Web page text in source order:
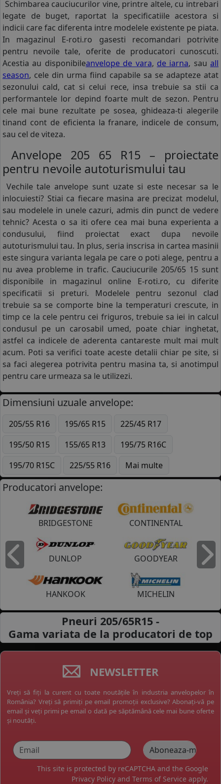
Schimbarea cauciucurilor vine, printre altele, cu intrebari
legate de buget, raportat la specificatiile acestora si
indicii care fac diferenta intre modelele existente pe piata.
In magazinul E-roti.ro gasesti recomandari potrivite
pentru nevoile tale, oferite de producatori cunoscuti.
Acestia au disponibileanvelope de vara, de iarna, sau all
season, cele din urma fiind capabile sa se adapteze atat
sezonului cald, cat si celui rece, insa trebuie sa stii ca
performantele lor depind foarte mult de sezon. Pentru
cele mai bune rezultate pe sosea, ghideaza-ti alegerile
tinand cont de eficienta la franare, indicele de consum,
sau cel de viteza.
Anvelope 205 65 R15 – proiectate
pentru nevoile autoturismului tau
Vechile tale anvelope sunt uzate si este necesar sa le
inlocuiesti? Stiai ca fiecare masina are precizat modelul,
sau modelele in unele cazuri, admis din punct de vedere
tehnic? Acesta o sa iti ofere cea mai buna experienta a
condusului, fiind proiectat exact dupa nevoile
autoturismului tau. In plus, seria inscrisa in cartea masinii
este singura varianta legala pe care o poti alege, pentru a
nu avea probleme in trafic. Cauciucurile 205/65 15 sunt
disponibile in magazinul online E-roti.ro, cu diferite
specificatii si preturi. Modelele pentru sezonul clad
trebuie sa se comporte bine la temperaturi crescute, in
timp ce la cele pentru cei friguros, trebuie sa iei in calcul
condusul pe un carosabil umed, poate chiar inghetat,
astfel ca indicele de aderenta cantareste mult mai mult
acum. Poti sa verifici toate aceste detalii chiar pe site, si
sa faci alegerea potrivita pentru masina ta, si anotimpul
pentru care urmeaza sa le utilizezi.
Dimensiuni uzuale anvelope:
205/55 R16 195/65 R15
225/45 R17
195/50 R15
155/65 R13
195/75 R16C
195/70 R15C
225/55 R16 Mai multe
Producatori anvelope:
BRIDGESTONE CONTINENTAL
DUNLOP GOODYEAR
HANKOOK MICHELIN
Inapoi
Pneuri 205/65R15 -
Gama variata de la producatori de top
NEWSLETTER
Vreți să fiți la curent cu toate noutățile în industria anvelopelor în
România? Vreți să primiți pe email promoții exclusive? Abonați-vă pe
email și veți primi pe email o dată pe săptămână cele mai bune oferte
și noutăți.
This site is protected by reCAPTCHA and the Google
Privacy Policy and Terms of Service apply.